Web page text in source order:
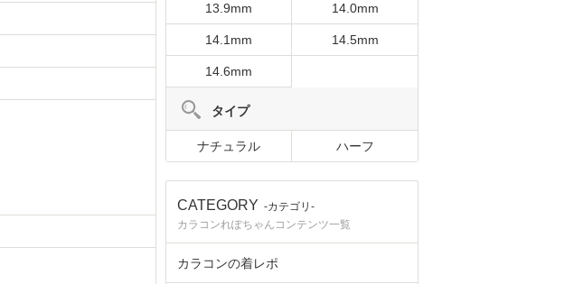
13.9mm 14.0mm
14.1mm 14.5mm
14.6mm
タイプ
ナチュラル ハーフ
CATEGORY -カテゴリ-
カラコンれぽちゃんコンテンツ一覧
カラコンの着レポ